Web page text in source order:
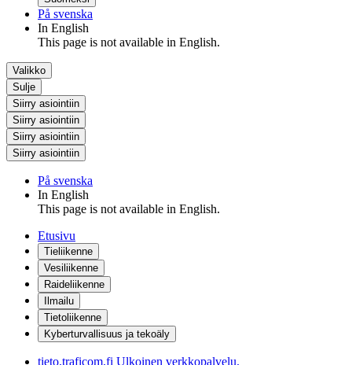
På svenska
In English
This page is not available in English.
Valikko
Sulje
Siirry asiointiin
Siirry asiointiin
Siirry asiointiin
Siirry asiointiin
På svenska
In English
This page is not available in English.
Etusivu
Tieliikenne
Vesiliikenne
Raideliikenne
Ilmailu
Tietoliikenne
Kyberturvallisuus ja tekoäly
tieto.traficom.fi Ulkoinen verkkopalvelu.